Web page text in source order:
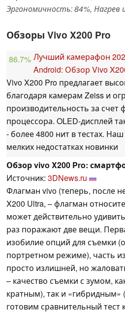
Эргономичность: 84%, Нагрев
Обзоры Vivo X200 Pro
86.7% Лучший камерафон
Android: Обзор Vivo
Vivo X200 Pro предлагает
благодаря камерам Zeiss и
производительность за счет
процессора. OLED-дисплей
- более 4800 нит в тестах.
мелких недостатках новинки
Обзор vivo X200 Pro:
Источник: 3DNews.ru
Флагман vivo (теперь, после
X200 Ultra, – флагман
может действительно
раз поражают две вещи.
изобилие опций для съемки
портретном режиме), часть
просто излишней, но
– качество съемки с зумом,
кратным), так и
готовим сравнительный тест